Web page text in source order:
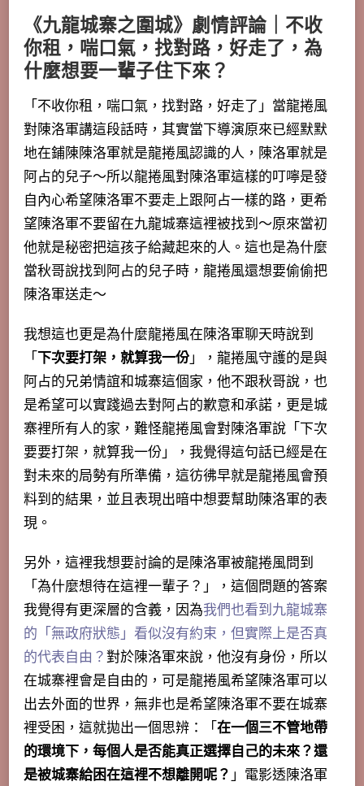
《九龍城寨之圍城》劇情評論｜不收
你租，喘口氣，找對路，好走了，為
什麼想要一輩子住下來？
「不收你租，喘口氣，找對路，好走了」當龍捲風
對陳洛軍講這段話時，其實當下導演原來已經默默
地在鋪陳陳洛軍就是龍捲風認識的人，陳洛軍就是
阿占的兒子～所以龍捲風對陳洛軍這樣的叮嚀是發
自內心希望陳洛軍不要走上跟阿占一樣的路，更希
望陳洛軍不要留在九龍城寨這裡被找到～原來當初
他就是秘密把這孩子給藏起來的人。這也是為什麼
當秋哥說找到阿占的兒子時，龍捲風還想要偷偷把
陳洛軍送走～
我想這也更是為什麼龍捲風在陳洛軍聊天時說到
「下次要打架，就算我一份」，龍捲風守護的是與
阿占的兄弟情誼和城寨這個家，他不跟秋哥說，也
是希望可以實踐過去對阿占的歉意和承諾，更是城
寨裡所有人的家，難怪龍捲風會對陳洛軍說「下次
要要打架，就算我一份」，我覺得這句話已經是在
對未來的局勢有所準備，這彷彿早就是龍捲風會預
料到的結果，並且表現出暗中想要幫助陳洛軍的表
現。
另外，這裡我想要討論的是陳洛軍被龍捲風問到
「為什麼想待在這裡一輩子？ 」，這個問題的答案
我覺得有更深層的含義，因為我們也看到九龍城寨
的「無政府狀態」看似沒有約束，但實際上是否真
的代表自由？對於陳洛軍來說，他沒有身份，所以
在城寨裡會是自由的，可是龍捲風希望陳洛軍可以
出去外面的世界，無非也是希望陳洛軍不要在城寨
裡受困，這就拋出一個思辨：「在一個三不管地帶
的環境下，每個人是否能真正選擇自己的未來？還
是被城寨給困在這裡不想離開呢？」電影透陳洛軍